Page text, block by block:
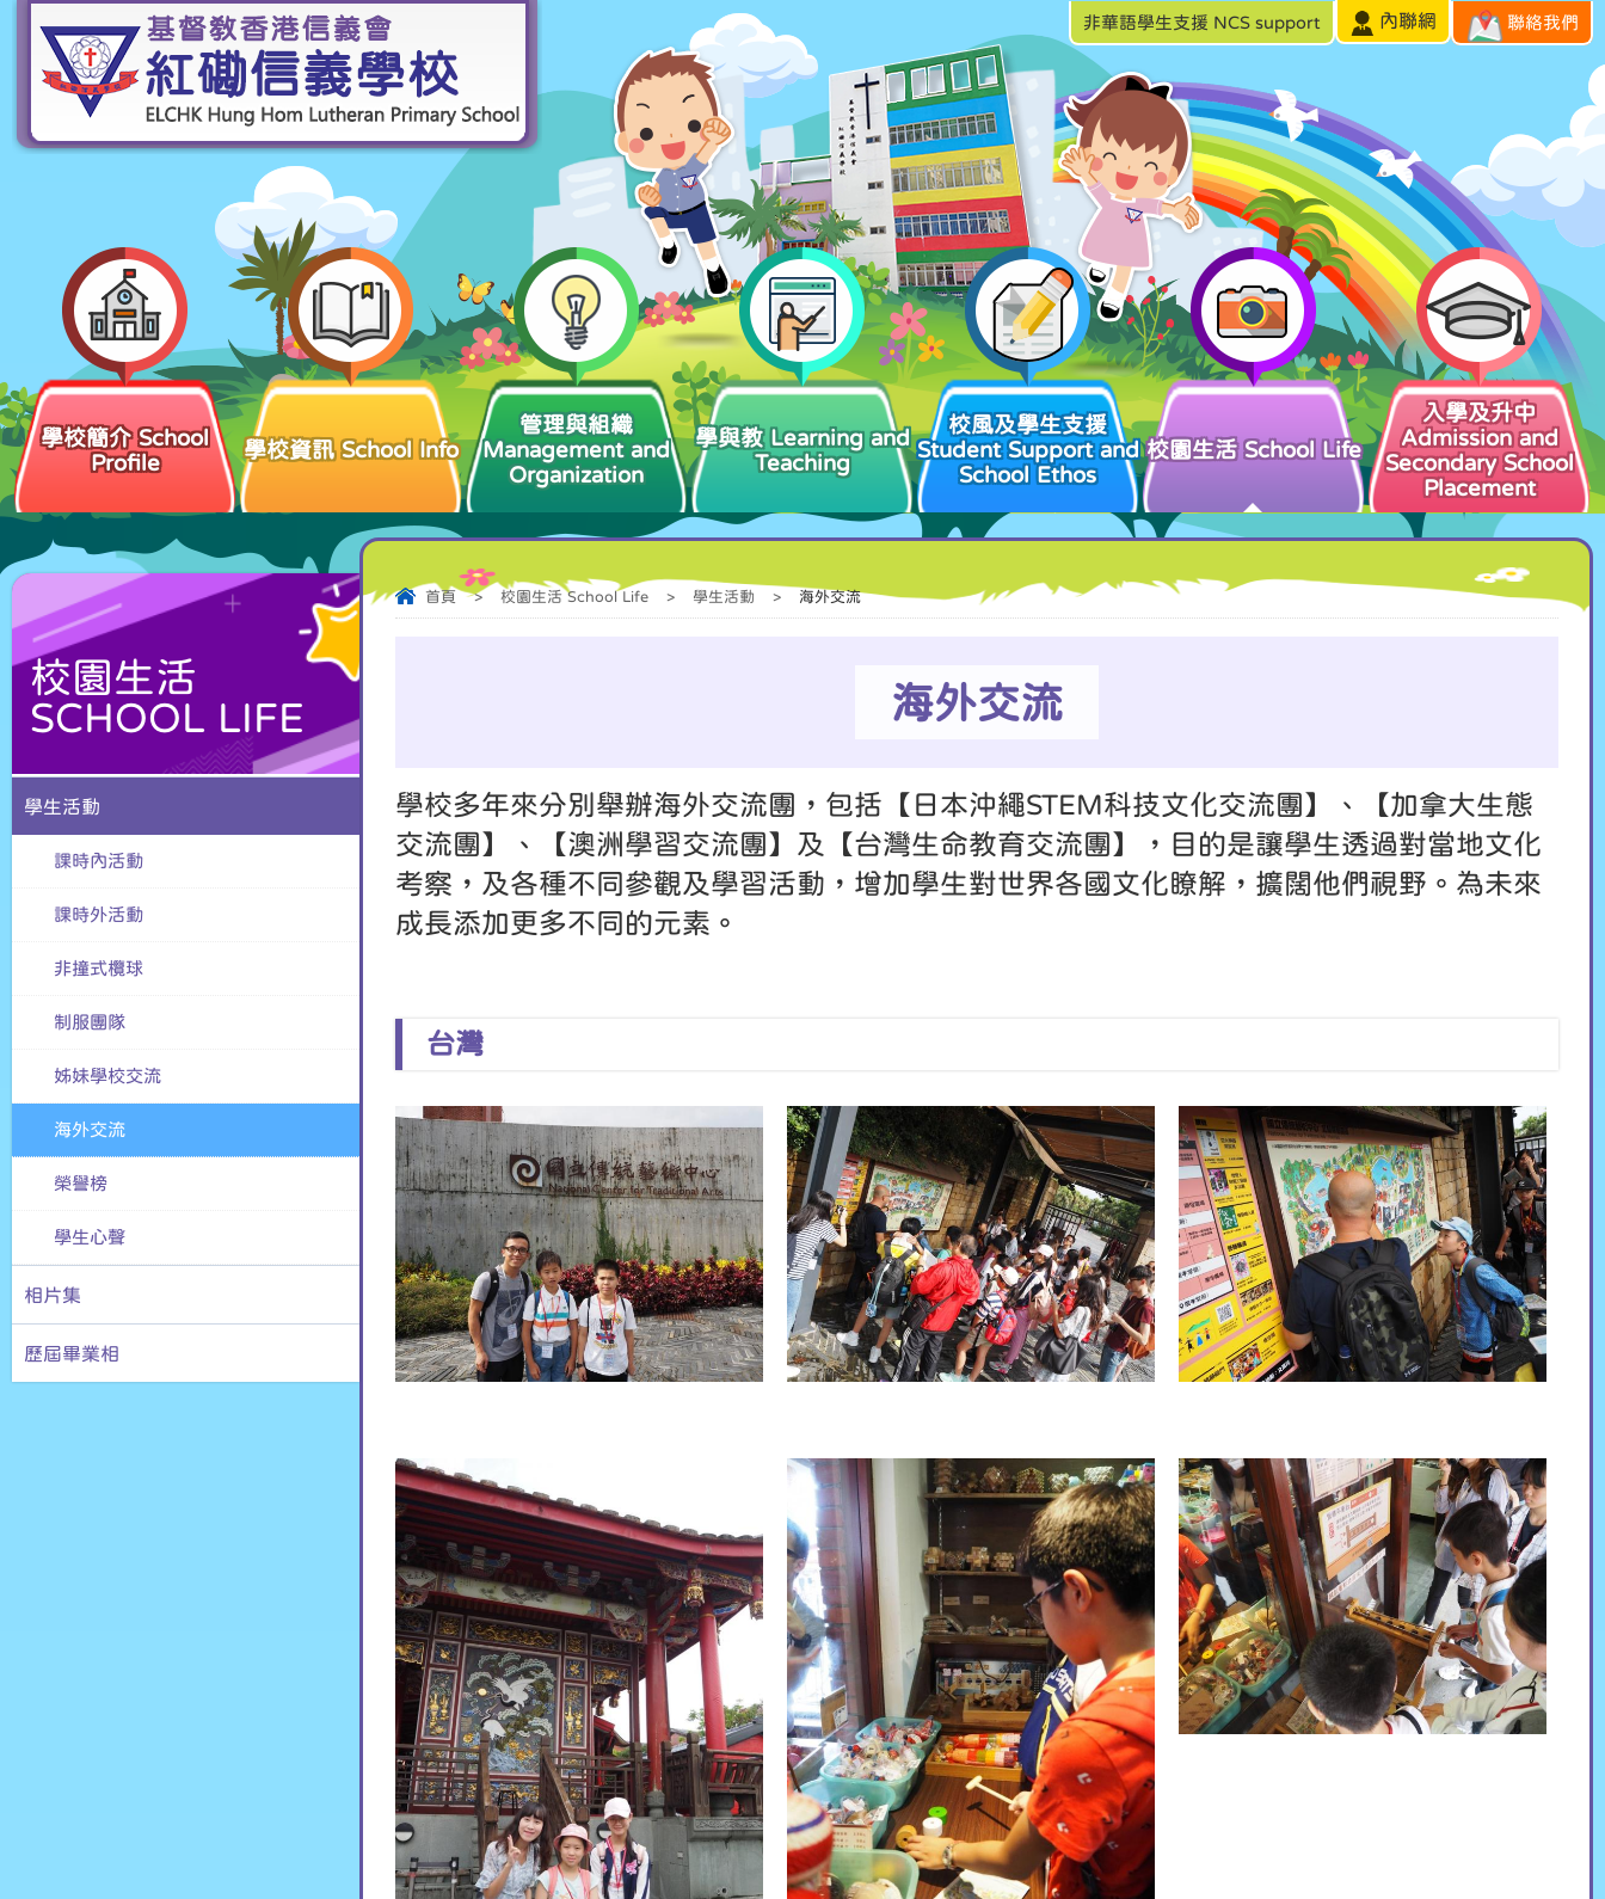
非華語學生支援 NCS support 內聯網 聯絡我們
學校簡介 School
Profile
學校資訊 School Info
管理與組織
Management and
Organization
學與教 Learning and
Teaching
校風及學生支援
Student Support and
School Ethos
校園生活 School Life
入學及升中
Admission and
Secondary School
Placement
首頁 > 校園生活 School Life > 學生活動 > 海外交流
海外交流
學校多年來分別舉辦海外交流團，包括【日本沖繩STEM科技文化交流團】、【加拿大生態
交流團】、【澳洲學習交流團】及【台灣生命教育交流團】，目的是讓學生透過對當地文化
考察，及各種不同參觀及學習活動，增加學生對世界各國文化瞭解，擴闊他們視野。為未來
成長添加更多不同的元素。
台灣
校園生活
SCHOOL LIFE
學生活動
課時內活動
課時外活動
非撞式欖球
制服團隊
姊妹學校交流
海外交流
榮譽榜
學生心聲
相片集
歷屆畢業相